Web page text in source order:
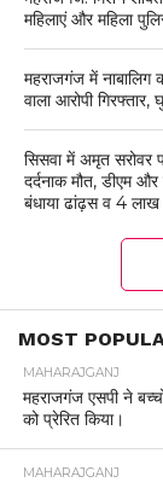
महिलाएं और महिला
महराजगंज में नाबालिग
वाला आरोपी गिरफ्तार,
सिसवा में अमृत सरोवर
दर्दनाक मौत, डीएम
बंधाया ढांढ़स व 4
महराजगंज
कड़ी, पुलिस
By